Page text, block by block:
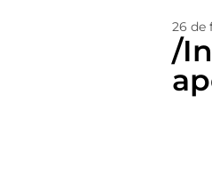
26 de
/